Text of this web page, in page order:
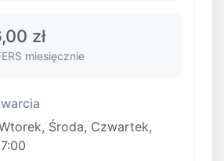
zł
miesięcznie
Środa, Czwartek,